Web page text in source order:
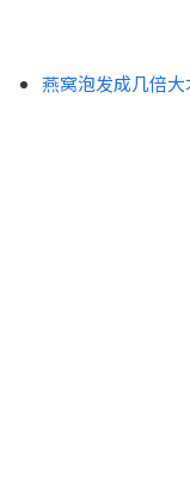
燕窝泡发成几倍